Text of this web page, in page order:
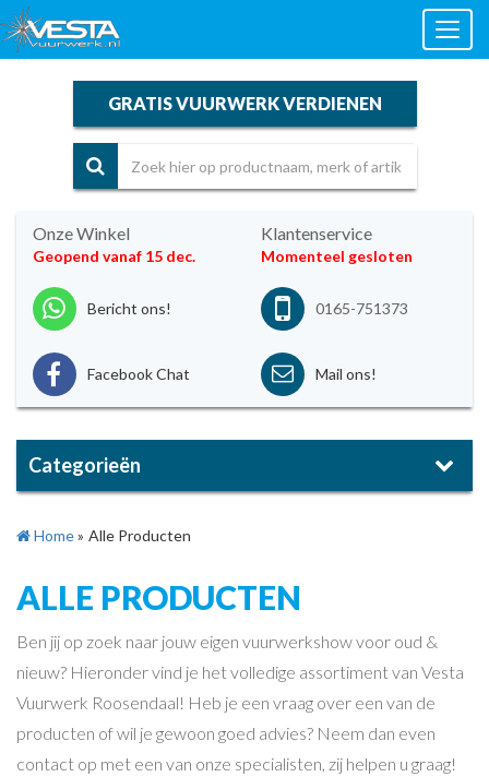
GRATIS VUURWERK VERDIENEN
Onze Winkel
Geopend vanaf 15 dec.
Klantenservice
Momenteel gesloten
Bericht ons! 0165-751373
Facebook Chat Mail ons!
Categorieën
Home» Alle Producten
ALLE PRODUCTEN
Ben jij op zoek naar jouw eigen vuurwerkshow voor oud &
nieuw? Hieronder vind je het volledige assortiment van Vesta
Vuurwerk Roosendaal! Heb je een vraag over een van de
producten of wil je gewoon goed advies? Neem dan even
contact op met een van onze specialisten, zij helpen u graag!